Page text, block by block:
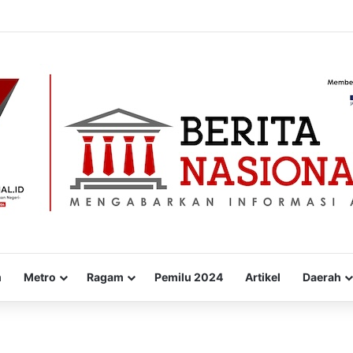
Metro Ragam Pemilu 2024 Artikel Daerah